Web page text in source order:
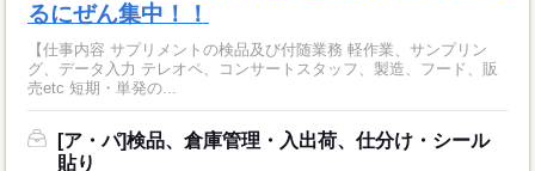
るにぜん集中！！
【仕事内容 サプリメントの検品及び付随業務 軽作業、サンプリン
グ、データ入力 テレオペ、コンサートスタッフ、製造、フード、販
売etc 短期・単発の...
[ア・パ]検品、倉庫管理・入出荷、仕分け・シール
貼り